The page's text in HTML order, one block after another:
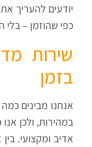
יודעים להעריך
כפי שהוזמן – בלי
שירות
בזמן
אנחנו מבינים
במהירות, ולכן
אדיב ומקצועי.